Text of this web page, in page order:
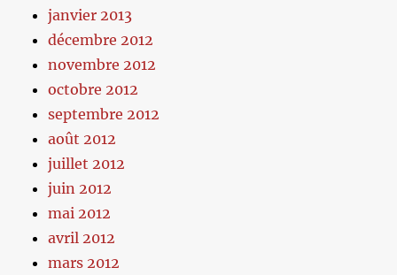
janvier 2013
décembre 2012
novembre 2012
octobre 2012
septembre 2012
août 2012
juillet 2012
juin 2012
mai 2012
avril 2012
mars 2012